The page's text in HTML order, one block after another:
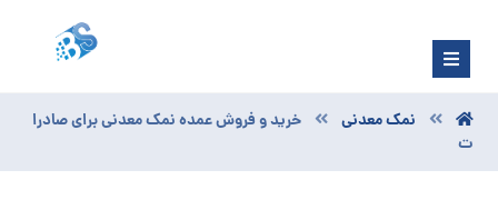
نمک معدنی
خرید و فروش عمده نمک معدنی برای صادرا
ت